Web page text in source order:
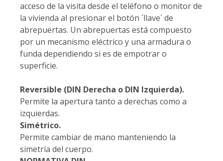
acceso de la visita desde el teléfono o monitor de
la vivienda al presionar el botón ´llave´ de
abrepuertas. Un abrepuertas está compuesto
por un mecanismo eléctrico y una armadura o
funda dependiendo si es de empotrar o
superficie.
Reversible (DIN Derecha o DIN Izquierda).
Permite la apertura tanto a derechas como a
izquierdas.
Simétrico.
Permite cambiar de mano manteniendo la
simetría del cuerpo.